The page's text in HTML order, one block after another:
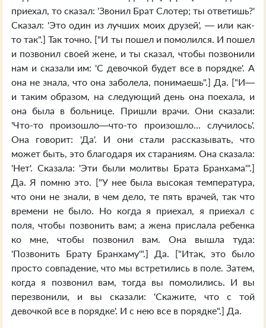
приехал, то сказал: 'Звонил Брат Слотер; ты ответишь?'
Сказал: 'Это один из лучших моих друзей', — или как-
то так".] Так точно. ["И ты пошел и помолился. И пошел
и позвонил своей жене, и ты сказал, чтобы позвонили
нам и сказали им: 'С девочкой будет все в порядке'. А
она не знала, что она заболела, понимаешь".] Да. ["И—
и таким образом, на следующий день она поехала, и
она была в больнице. Пришли врачи. Они сказали:
'Что-то произошло—что-то произошло... случилось'.
Она говорит: 'Да'. И они стали рассказывать, что
может быть, это благодаря их стараниям. Она сказала:
'Нет'. Сказала: 'Эти были молитвы Брата Бранхама'".]
Да. Я помню это. ["У нее была высокая температура,
что они не знали, в чем дело, те пять врачей, так что
времени не было. Но когда я приехал, я приехал с
поля, чтобы позвонить вам; а жена прислала ребенка
ко мне, чтобы позвонил вам. Она вышла туда:
'Позвонить Брату Бранхаму'".] Да. ["Итак, это было
просто совпадение, что мы встретились в поле. Затем,
когда я позвонил вам, тогда вы помолились. И вы
перезвонили, и вы сказали: 'Скажите, что с той
девочкой все в порядке'. И с нею все в порядке".] Да.